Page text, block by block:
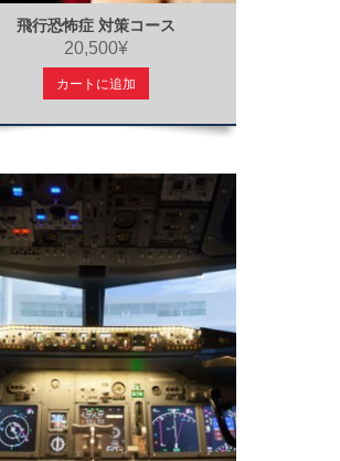
飛行恐怖症 対策コース
20,500¥
カートに追加